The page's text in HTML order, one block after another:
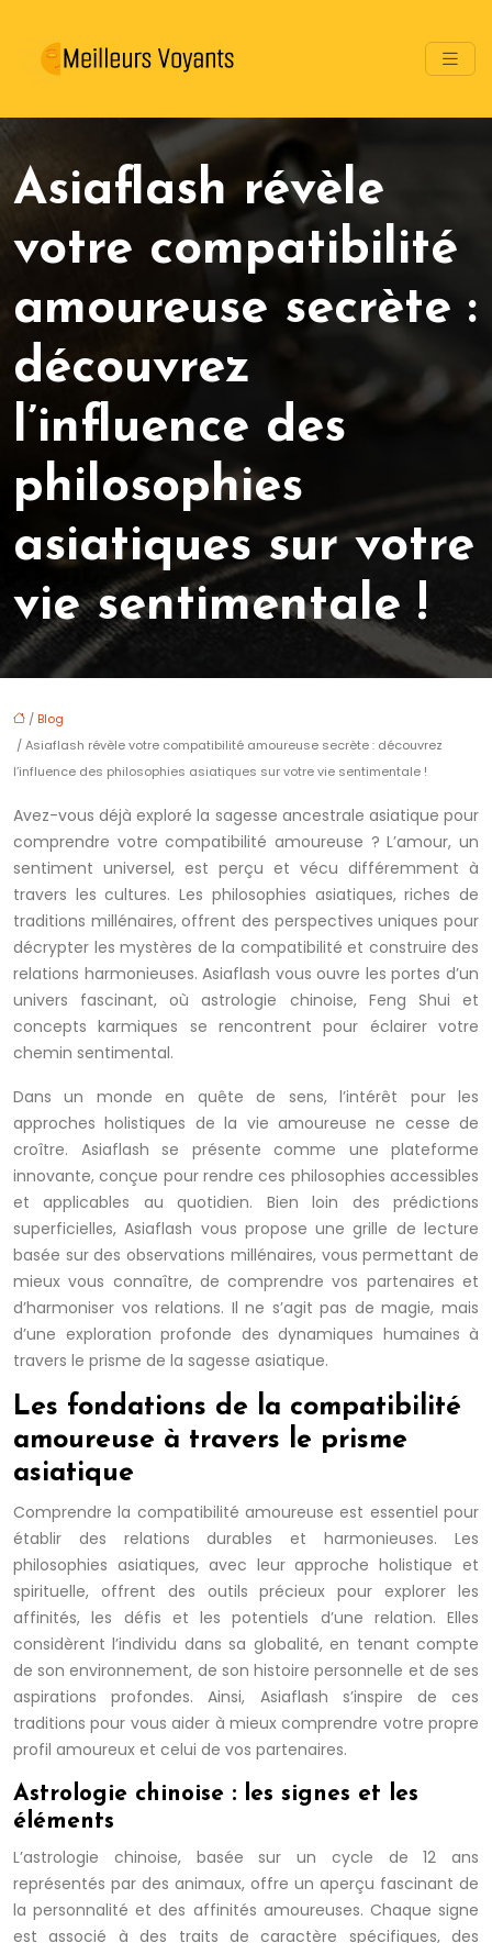
Asiaflash révèle
votre compatibilité
amoureuse secrète :
découvrez
l’influence des
philosophies
asiatiques sur votre
vie sentimentale !
/ Blog
/ Asiaflash révèle votre compatibilité amoureuse secrète : découvrez
l’influence des philosophies asiatiques sur votre vie sentimentale !
Avez-vous déjà exploré la sagesse ancestrale asiatique pour
comprendre votre compatibilité amoureuse ? L’amour, un
sentiment universel, est perçu et vécu différemment à
travers les cultures. Les philosophies asiatiques, riches de
traditions millénaires, offrent des perspectives uniques pour
décrypter les mystères de la compatibilité et construire des
relations harmonieuses. Asiaflash vous ouvre les portes d’un
univers fascinant, où astrologie chinoise, Feng Shui et
concepts karmiques se rencontrent pour éclairer votre
chemin sentimental.
Dans un monde en quête de sens, l’intérêt pour les
approches holistiques de la vie amoureuse ne cesse de
croître. Asiaflash se présente comme une plateforme
innovante, conçue pour rendre ces philosophies accessibles
et applicables au quotidien. Bien loin des prédictions
superficielles, Asiaflash vous propose une grille de lecture
basée sur des observations millénaires, vous permettant de
mieux vous connaître, de comprendre vos partenaires et
d’harmoniser vos relations. Il ne s’agit pas de magie, mais
d’une exploration profonde des dynamiques humaines à
travers le prisme de la sagesse asiatique.
Les fondations de la compatibilité
amoureuse à travers le prisme
asiatique
Comprendre la compatibilité amoureuse est essentiel pour
établir des relations durables et harmonieuses. Les
philosophies asiatiques, avec leur approche holistique et
spirituelle, offrent des outils précieux pour explorer les
affinités, les défis et les potentiels d’une relation. Elles
considèrent l’individu dans sa globalité, en tenant compte
de son environnement, de son histoire personnelle et de ses
aspirations profondes. Ainsi, Asiaflash s’inspire de ces
traditions pour vous aider à mieux comprendre votre propre
profil amoureux et celui de vos partenaires.
Astrologie chinoise : les signes et les
éléments
L’astrologie chinoise, basée sur un cycle de 12 ans
représentés par des animaux, offre un aperçu fascinant de
la personnalité et des affinités amoureuses. Chaque signe
est associé à des traits de caractère spécifiques, des